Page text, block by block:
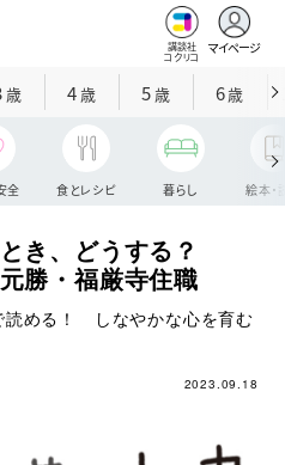
講談社
コクリコ
マイページ
歳 4歳 5歳 6歳
全 食とレシピ 暮らし 絵本・
き、どうする？
勝・福厳寺住職
読める！ しなやかな心を育む
2023.09.18